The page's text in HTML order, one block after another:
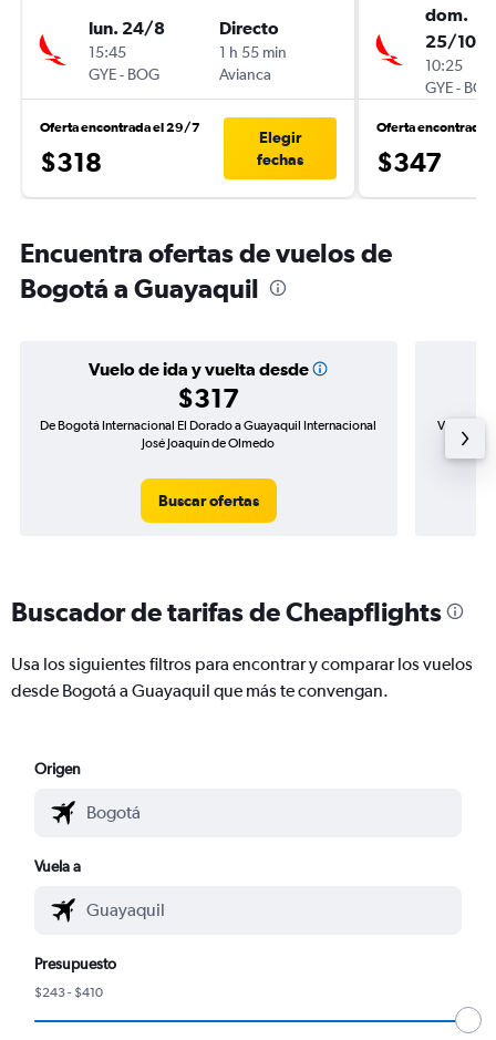
lun. 24/8
15:45
GYE- BOG
Directo
1 h 55 min
Avianca
Oferta encontrada el 29/7
$318
Elegir
fechas
dom.
25/10
10:25
GYE- BOG
Oferta encontrada
$347
Encuentra ofertas de vuelos de
Bogotá a Guayaquil
Vuelo de ida y vuelta desde
$317
De Bogotá Internacional El Dorado a Guayaquil Internacional
José Joaquín de Olmedo
Buscar ofertas
Vuelo de
Buscador de tarifas de Cheapflights
Usa los siguientes filtros para encontrar y comparar los vuelos
desde Bogotá a Guayaquil que más te convengan.
Origen
Vuela a
Presupuesto
$243 - $410